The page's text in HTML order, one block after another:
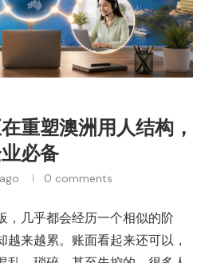
重塑澳洲用人结构，
必备
0 comments
，几乎都会经历一个相似的阶
来越累。账面看起来还可以，